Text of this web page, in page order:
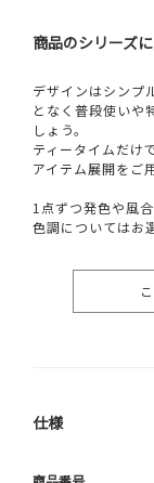
商品のシリーズ
デザインはシンプ
となく普段使いや
しょう。
ティータイムだけ
アイテム展開をご
1点ずつ発色や風
色調についてはお
仕様